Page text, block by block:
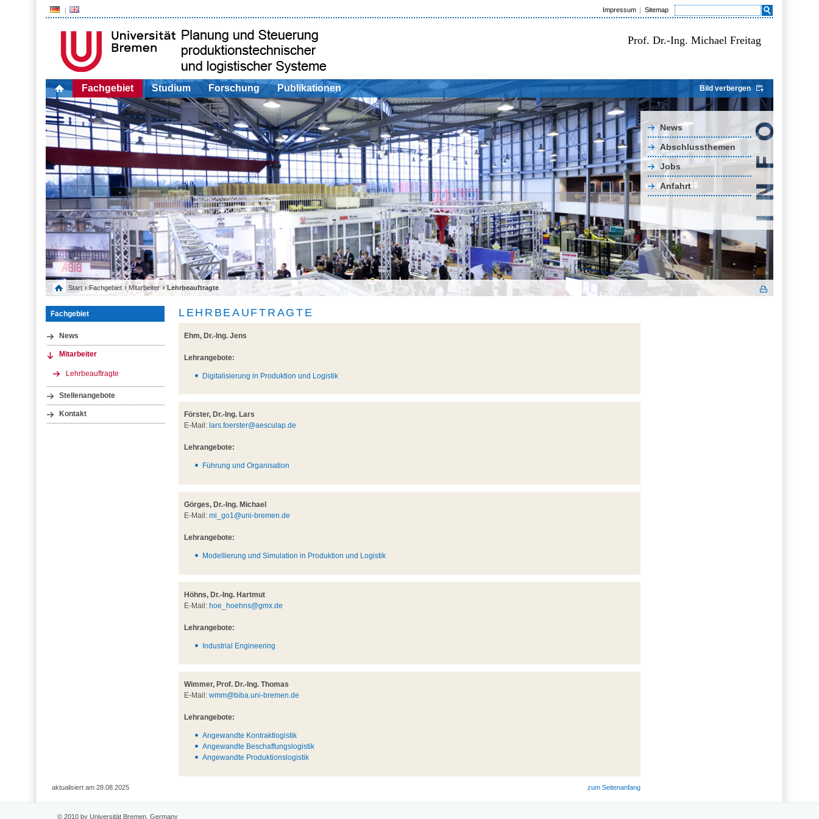
Impressum Sitemap
Prof. Dr.-Ing. Michael Freitag
Fachgebiet Studium Forschung Publikationen Bild verbergen
News
Abschlussthemen
Jobs
Anfahrt
Start › Fachgebiet ›Mitarbeiter › Lehrbeauftragte
Fachgebiet
News
Mitarbeiter
Lehrbeauftragte
Stellenangebote
Kontakt
LEHRBEAUFTRAGTE
Ehm, Dr.-Ing. Jens
Lehrangebote:
Digitalisierung in Produktion und Logistik
Förster, Dr.-Ing. Lars
E-Mail: lars.foerster@aesculap.de
Lehrangebote:
Führung und Organisation
Görges, Dr.-Ing. Michael
E-Mail:mi_go1@uni-bremen.de
Lehrangebote:
Modellierung und Simulation in Produktion und Logistik
Höhns, Dr.-Ing. Hartmut
E-Mail:hoe_hoehns@gmx.de
Lehrangebote:
Industrial Engineering
Wimmer, Prof. Dr.-Ing. Thomas
E-Mail:wmm@biba.uni-bremen.de
Lehrangebote:
Angewandte Kontraktlogistik
Angewandte Beschaffungslogistik
Angewandte Produktionslogistik
aktualisiert am 28.08.2025 zum Seitenanfang
© 2010 by Universität Bremen, Germany